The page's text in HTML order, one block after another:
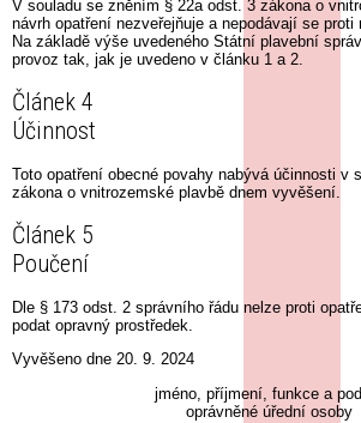
V souladu se zněním § 22a odst. 3 zákona o
návrh opatření nezveřejňuje a nepodávají se proti
Na základě výše uvedeného Státní plavební
provoz tak, jak je uvedeno v článku 1 a 2.
Článek 4
Účinnost
Toto opatření obecné povahy nabývá účinnosti v
zákona o vnitrozemské plavbě dnem vyvěšení.
Článek 5
Poučení
Dle § 173 odst. 2 správního řádu nelze proti
podat opravný prostředek.
Vyvěšeno dne 20. 9. 2024
jméno, příjmení, funkce a
oprávněné úřední osoby